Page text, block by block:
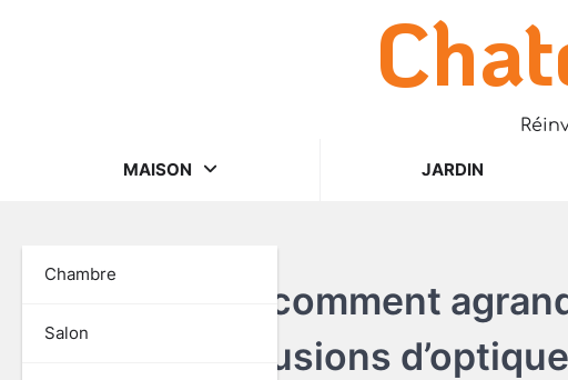
MAISON
Chambre
Salon
JARDIN
RÉNOVATION
Trompe l’œil : comment
grâce à des illusions d’optique